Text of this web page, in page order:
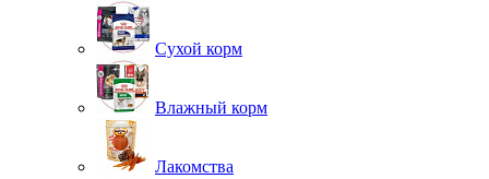
Сухой корм
Влажный корм
Лакомства